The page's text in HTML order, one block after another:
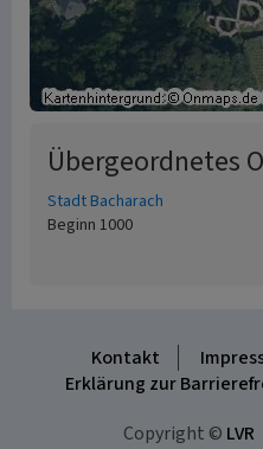
Übergeordnetes
Stadt Bacharach
Beginn 1000
Kontakt
Erklärung zur
Copyright © LVR